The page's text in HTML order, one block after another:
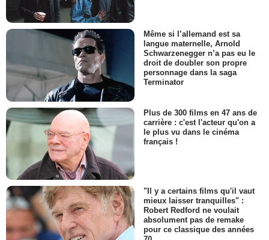
Même si l’allemand est sa
langue maternelle, Arnold
Schwarzenegger n’a pas eu le
droit de doubler son propre
personnage dans la saga
Terminator
Plus de 300 films en 47 ans de
carrière : c'est l'acteur qu'on a
le plus vu dans le cinéma
français !
"Il y a certains films qu'il vaut
mieux laisser tranquilles" :
Robert Redford ne voulait
absolument pas de remake
pour ce classique des années